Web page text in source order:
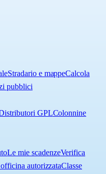
Stradario e mappeCalcola
pubblici
GPLColonnine
Le mie scadenzeVerifica
autorizzataClasse